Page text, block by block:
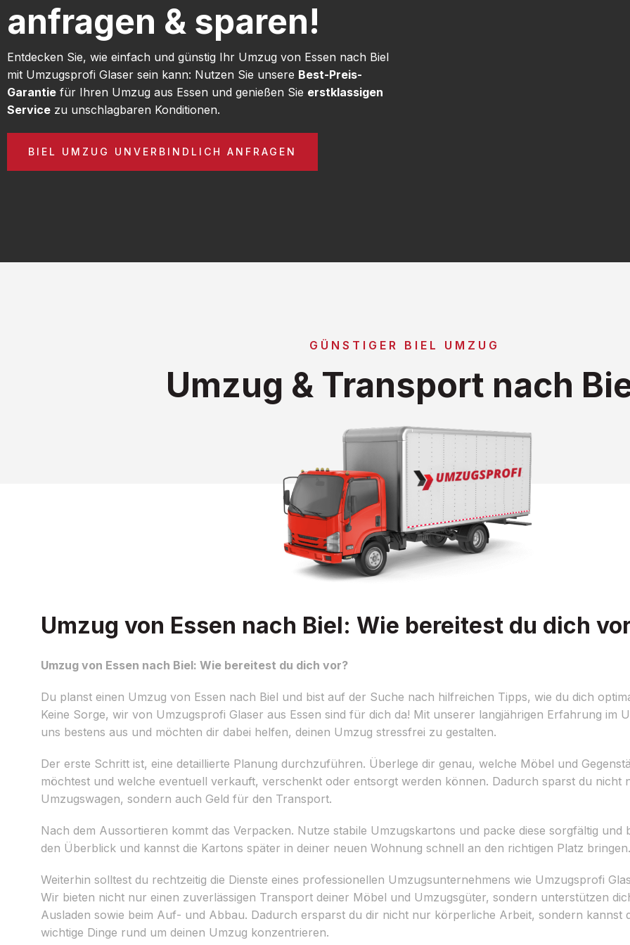
anfragen & sparen!
Entdecken Sie, wie einfach und günstig Ihr Umzug von Essen nach Biel
mit Umzugsprofi Glaser sein kann: Nutzen Sie unsere Best-Preis-
Garantie für Ihren Umzug aus Essen und genießen Sie erstklassigen
Service zu unschlagbaren Konditionen.
BIEL UMZUG UNVERBINDLICH ANFRAGEN
GÜNSTIGER BIEL UMZUG
Umzug & Transport nach
Umzug von Essen nach Biel: Wie bereitest du dich
Umzug von Essen nach Biel: Wie bereitest du dich vor?
Du planst einen Umzug von Essen nach Biel und bist auf der Suche nach hilfreichen Tipps, wie du dich
Keine Sorge, wir von Umzugsprofi Glaser aus Essen sind für dich da! Mit unserer langjährigen Erfahrung im
uns bestens aus und möchten dir dabei helfen, deinen Umzug stressfrei zu gestalten.
Der erste Schritt ist, eine detaillierte Planung durchzuführen. Überlege dir genau, welche Möbel und
möchtest und welche eventuell verkauft, verschenkt oder entsorgt werden können. Dadurch sparst du nicht
Umzugswagen, sondern auch Geld für den Transport.
Nach dem Aussortieren kommt das Verpacken. Nutze stabile Umzugskartons und packe diese sorgfältig und
den Überblick und kannst die Kartons später in deiner neuen Wohnung schnell an den richtigen Platz bringen.
Weiterhin solltest du rechtzeitig die Dienste eines professionellen Umzugsunternehmens wie Umzugsprofi
Wir bieten nicht nur einen zuverlässigen Transport deiner Möbel und Umzugsgüter, sondern unterstützen
Ausladen sowie beim Auf- und Abbau. Dadurch ersparst du dir nicht nur körperliche Arbeit, sondern kannst
wichtige Dinge rund um deinen Umzug konzentrieren.